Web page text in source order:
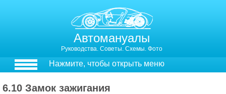
Автомануалы
Руководства. Советы. Схемы. Фото
Нажмите, чтобы открыть меню
6.10 Замок зажигания